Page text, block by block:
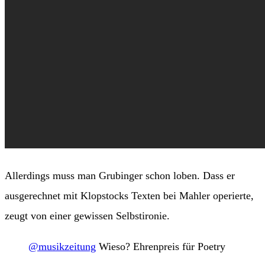
Allerdings muss man Grubinger schon loben. Dass er
ausgerechnet mit Klopstocks Texten bei Mahler operierte,
zeugt von einer gewissen Selbstironie.
@musikzeitung Wieso? Ehrenpreis für Poetry